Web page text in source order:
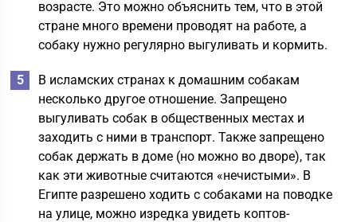
возрасте. Это можно объяснить тем, что в этой
стране много времени проводят на работе, а
собаку нужно регулярно выгуливать и кормить.
В исламских странах к домашним собакам
несколько другое отношение. Запрещено
выгуливать собак в общественных местах и
заходить с ними в транспорт. Также запрещено
собак держать в доме (но можно во дворе), так
как эти животные считаются «нечистыми». В
Египте разрешено ходить с собаками на поводке
на улице, можно изредка увидеть коптов-